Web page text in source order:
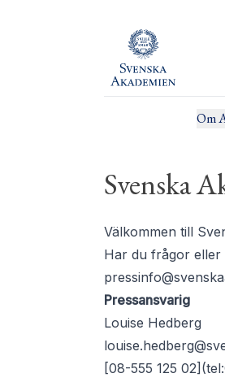
Om
Svenska
Välkommen till
Har du frågor eller
Pressansvarig
Louise Hedberg
[08-555 125